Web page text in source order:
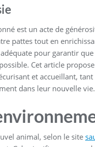
est un acte de
pattes tout en
pour garantir
Cet article
et accueillant,
dans leur nouvelle vie.
animal, selon le site